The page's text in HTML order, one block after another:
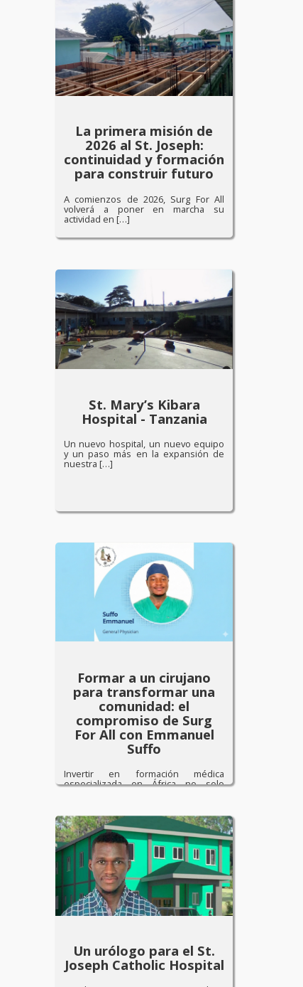
La primera misión de
2026 al St. Joseph:
continuidad y formación
para construir futuro
A comienzos de 2026, Surg For All
volverá a poner en marcha su
actividad en […]
St. Mary’s Kibara
Hospital - Tanzania
Un nuevo hospital, un nuevo equipo
y un paso más en la expansión de
nuestra […]
Formar a un cirujano
para transformar una
comunidad: el
compromiso de Surg
For All con Emmanuel
Suffo
Invertir en formación médica
especializada en África no solo
Un urólogo para el St.
Joseph Catholic Hospital